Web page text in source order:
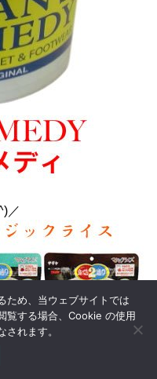
／
ため、当ウェブサイトでは
覧する場合、Cookie の使用
れます。